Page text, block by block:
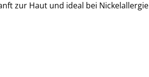
zur Haut und ideal bei Nickelallergie